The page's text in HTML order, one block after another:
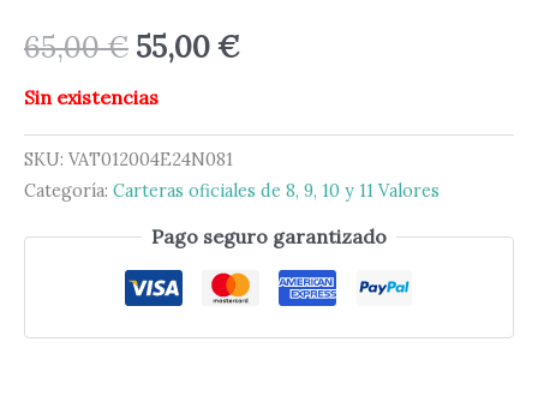
65,00€ 55,00€
Sin existencias
SKU: VAT012004E24N081
Categoría: Carteras oficiales de 8, 9, 10 y 11 Valores
Pago seguro garantizado